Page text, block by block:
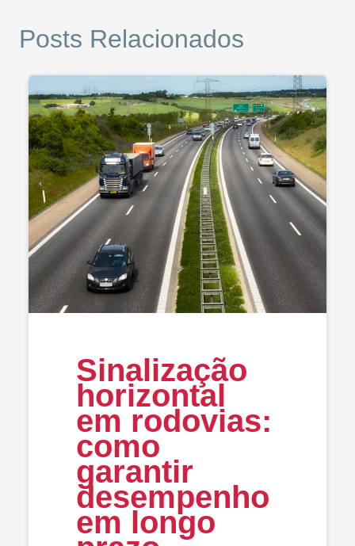
Posts Relacionados
Sinalização
horizontal
em rodovias:
como
garantir
desempenho
em longo